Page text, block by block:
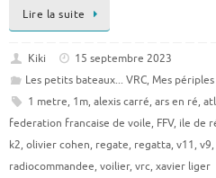
Lire la suite
Kiki
15 septembre 2023
Les petits bateaux... VRC, Mes périples
1 metre, 1m, alexis carré, ars en ré,
federation francaise de voile, FFV, ile de
k2, olivier cohen, regate, regatta, v11, v9,
radiocommandee, voilier, vrc, xavier liger